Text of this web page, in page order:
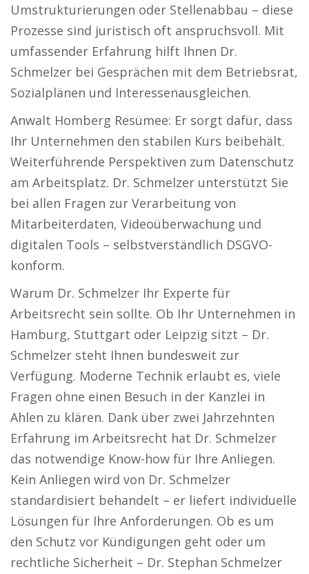
Umstrukturierungen oder Stellenabbau – diese
Prozesse sind juristisch oft anspruchsvoll. Mit
umfassender Erfahrung hilft Ihnen Dr.
Schmelzer bei Gesprächen mit dem Betriebsrat,
Sozialplänen und Interessenausgleichen.
Anwalt Homberg Resümee: Er sorgt dafür, dass
Ihr Unternehmen den stabilen Kurs beibehält.
Weiterführende Perspektiven zum Datenschutz
am Arbeitsplatz. Dr. Schmelzer unterstützt Sie
bei allen Fragen zur Verarbeitung von
Mitarbeiterdaten, Videoüberwachung und
digitalen Tools – selbstverständlich DSGVO-
konform.
Warum Dr. Schmelzer Ihr Experte für
Arbeitsrecht sein sollte. Ob Ihr Unternehmen in
Hamburg, Stuttgart oder Leipzig sitzt – Dr.
Schmelzer steht Ihnen bundesweit zur
Verfügung. Moderne Technik erlaubt es, viele
Fragen ohne einen Besuch in der Kanzlei in
Ahlen zu klären. Dank über zwei Jahrzehnten
Erfahrung im Arbeitsrecht hat Dr. Schmelzer
das notwendige Know-how für Ihre Anliegen.
Kein Anliegen wird von Dr. Schmelzer
standardisiert behandelt – er liefert individuelle
Lösungen für Ihre Anforderungen. Ob es um
den Schutz vor Kündigungen geht oder um
rechtliche Sicherheit – Dr. Stephan Schmelzer